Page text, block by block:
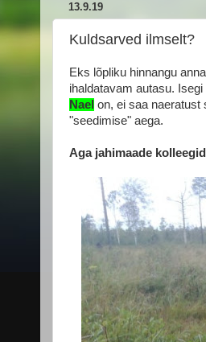
13.9.19
Kuldsarved ilmselt?
Eks lõpliku hinnangu
ihaldatavam autasu.
Nael on, ei saa naeratust
"seedimise" aega.
Aga jahimaade